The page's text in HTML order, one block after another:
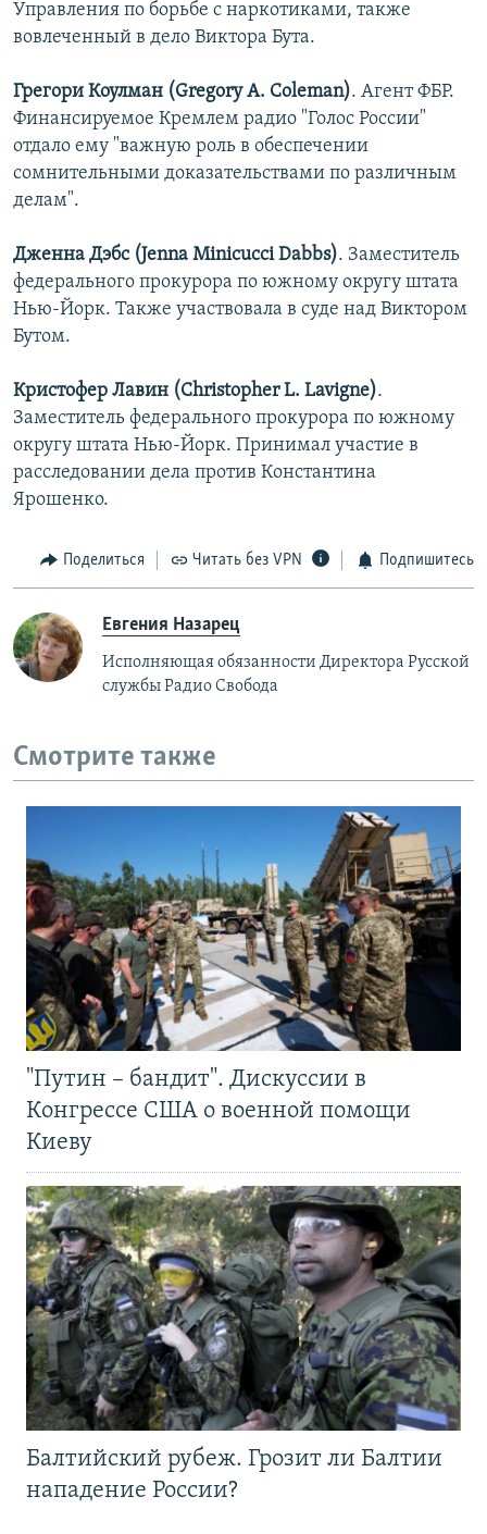
Управления по борьбе с наркотиками, также
вовлеченный в дело Виктора Бута.
Грегори Коулман (Gregory A. Coleman). Агент ФБР.
Финансируемое Кремлем радио "Голос России"
отдало ему "важную роль в обеспечении
сомнительными доказательствами по различным
делам".
Дженна Дэбс (Jenna Minicucci Dabbs). Заместитель
федерального прокурора по южному округу штата
Нью-Йорк. Также участвовала в суде над Виктором
Бутом.
Кристофер Лавин (Christopher L. Lavigne).
Заместитель федерального прокурора по южному
округу штата Нью-Йорк. Принимал участие в
расследовании дела против Константина
Ярошенко.
Поделиться Читать без VPN Подпишитесь
Евгения Назарец
Исполняющая обязанности Директора Русской
службы Радио Свобода
Смотрите также
"Путин – бандит". Дискуссии в
Конгрессе США о военной помощи
Киеву
Балтийский рубеж. Грозит ли Балтии
нападение России?